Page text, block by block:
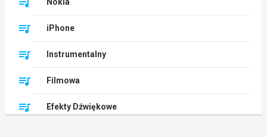
Nokia
iPhone
Instrumentalny
Filmowa
Efekty Dźwiękowe